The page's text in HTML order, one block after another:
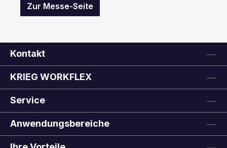
Zur Messe-Seite
Kontakt
KRIEG WORKFLEX
Service
Anwendungsbereiche